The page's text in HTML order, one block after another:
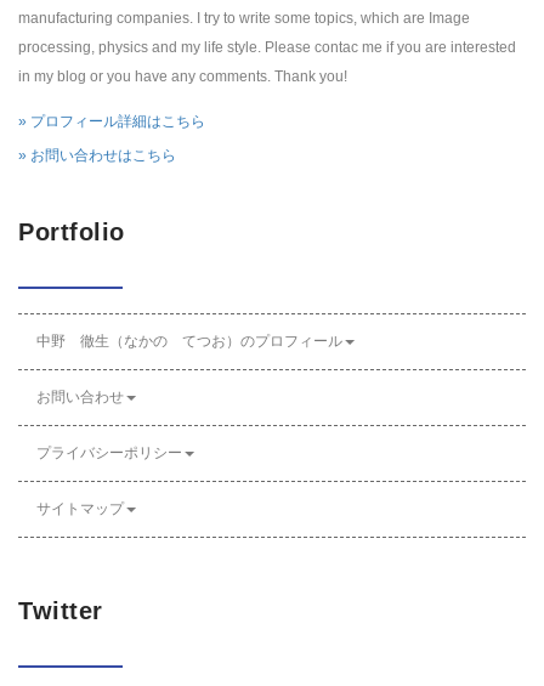
manufacturing companies. I try to write some topics, which are Image
processing, physics and my life style. Please contac me if you are interested
in my blog or you have any comments. Thank you!
» プロフィール詳細はこちら
» お問い合わせはこちら
Portfolio
中野 徹生（なかの てつお）のプロフィール
お問い合わせ
プライバシーポリシー
サイトマップ
Twitter